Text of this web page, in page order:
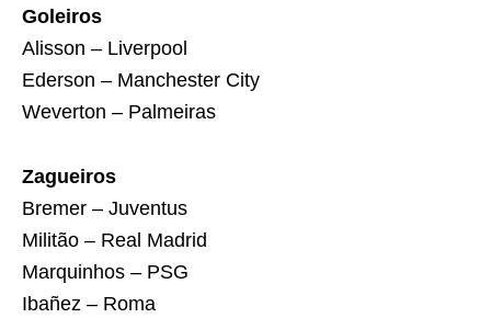
Goleiros
Alisson – Liverpool
Ederson – Manchester City
Weverton – Palmeiras
Zagueiros
Bremer – Juventus
Militão – Real Madrid
Marquinhos – PSG
Ibañez – Roma